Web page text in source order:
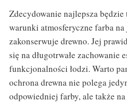
Zdecydowanie najlepsza będzie
warunki atmosferyczne farba
zakonserwuje drewno. Jej
się na długotrwałe zachowanie
funkcjonalności łodzi. Warto
ochrona drewna nie polega
odpowiedniej farby, ale także